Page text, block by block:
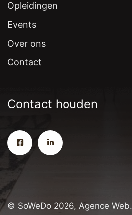
Opleidingen
Events
Over ons
Contact
Contact houden
© SoWeDo 2026, Agence Web.